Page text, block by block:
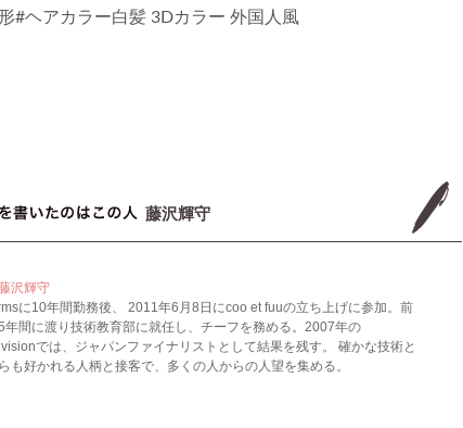
#ヘアカラー白髪 3Dカラー 外国人風
藤沢輝守
沢輝守
に10年間勤務後、 2011年6月8日にcoo et fuuの立ち上げに参加。前
年間に渡り技術教育部に就任し、チーフを務める。2007年の
では、ジャパンファイナリストとして結果を残す。 確かな技術と
も好かれる人柄と接客で、多くの人からの人望を集める。